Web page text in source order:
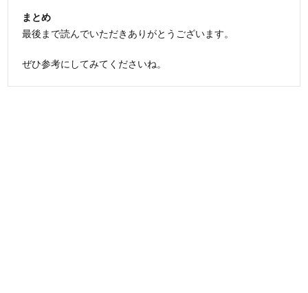
まとめ
最後まで読んでいただきありがとうございます。
ぜひ参考にしてみてくださいね。